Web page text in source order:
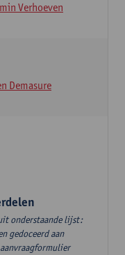
Verhoeven
Demasure
onderstaande lijst:
gedoceerd aan